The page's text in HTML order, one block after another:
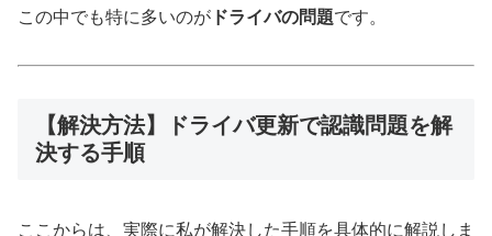
この中でも特に多いのが ドライバの問題です。
【解決方法】ドライバ更新で認識問題を解
決する手順
ここからは、実際に私が解決した手順を具体的に解説しま